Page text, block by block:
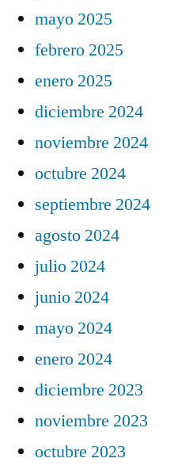
mayo 2025
febrero 2025
enero 2025
diciembre 2024
noviembre 2024
octubre 2024
septiembre 2024
agosto 2024
julio 2024
junio 2024
mayo 2024
enero 2024
diciembre 2023
noviembre 2023
octubre 2023